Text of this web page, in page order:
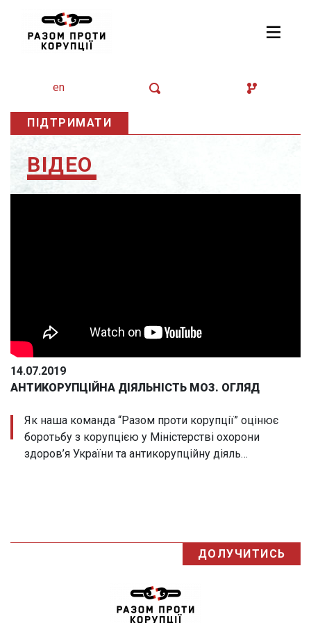
en
ПІДТРИМАТИ
ВІДЕО
14.07.2019
АНТИКОРУПЦІЙНА ДІЯЛЬНІСТЬ МОЗ. ОГЛЯД
Як наша команда “Разом проти корупції” оцінює
боротьбу з корупцією у Міністерстві охорони
здоров’я України та антикорупційну діяль…
ДОЛУЧИТИСЬ